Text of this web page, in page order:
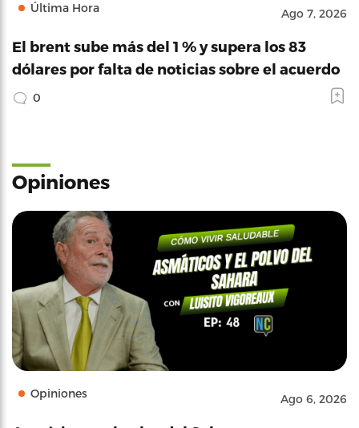
Última Hora Ago 7, 2026
El brent sube más del 1 % y supera los 83
dólares por falta de noticias sobre el acuerdo
0
Opiniones
Opiniones Ago 6, 2026